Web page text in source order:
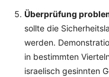
Überprüfung
sollte die
werden.
in bestimmten
israelisch gesinnten